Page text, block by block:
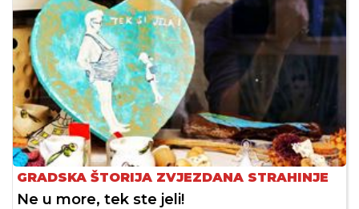
GRADSKA ŠTORIJA ZVJEZDANA STRAHINJE
Ne u more, tek ste jeli!